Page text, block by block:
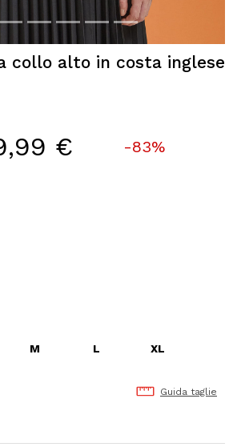
collo alto in costa inglese
€ -83%
M L XL
Guida taglie